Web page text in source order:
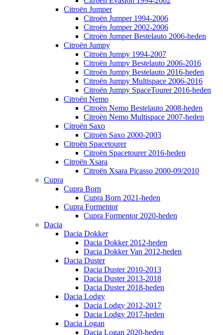
Citroën Jumper
Citroën Jumper 1994-2006
Citroën Jumper 2002-2006
Citroën Jumper Bestelauto 2006-heden
Citroën Jumpy
Citroën Jumpy 1994-2007
Citroën Jumpy Bestelauto 2006-2016
Citroën Jumpy Bestelauto 2016-heden
Citroën Jumpy Multispace 2006-2016
Citroën Jumpy SpaceTourer 2016-heden
Citroën Nemo
Citroën Nemo Bestelauto 2008-heden
Citroën Nemo Multispace 2007-heden
Citroën Saxo
Citroën Saxo 2000-2003
Citroën Spacetourer
Citroën Spacetourer 2016-heden
Citroën Xsara
Citroën Xsara Picasso 2000-09/2010
Cupra
Cupra Born
Cupra Born 2021-heden
Cupra Formentor
Cupra Formentor 2020-heden
Dacia
Dacia Dokker
Dacia Dokker 2012-heden
Dacia Dokker Van 2012-heden
Dacia Duster
Dacia Duster 2010-2013
Dacia Duster 2013-2018
Dacia Duster 2018-heden
Dacia Lodgy
Dacia Lodgy 2012-2017
Dacia Lodgy 2017-heden
Dacia Logan
Dacia Logan 2020-heden